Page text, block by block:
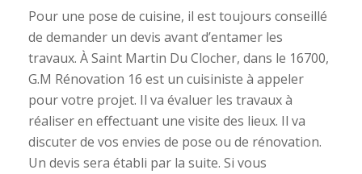
Pour une pose de cuisine, il est toujours conseillé
de demander un devis avant d’entamer les
travaux. À Saint Martin Du Clocher, dans le 16700,
G.M Rénovation 16 est un cuisiniste à appeler
pour votre projet. Il va évaluer les travaux à
réaliser en effectuant une visite des lieux. Il va
discuter de vos envies de pose ou de rénovation.
Un devis sera établi par la suite. Si vous